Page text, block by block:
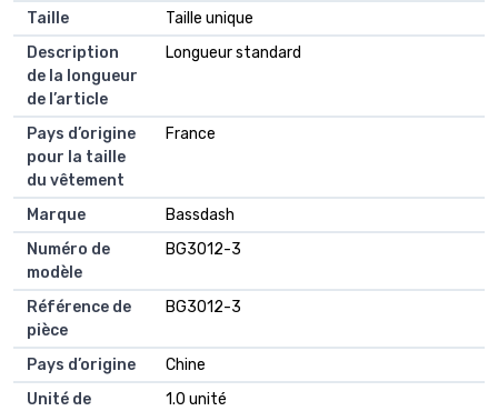
Taille
Taille unique
Description
de la longueur
de l’article
Longueur standard
Pays d’origine
pour la taille
du vêtement
France
Marque
Bassdash
Numéro de
modèle
BG3012-3
Référence de
pièce
BG3012-3
Pays d’origine
Chine
Unité de
1.0 unité